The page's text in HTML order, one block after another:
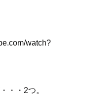
watch?
・・2つ。